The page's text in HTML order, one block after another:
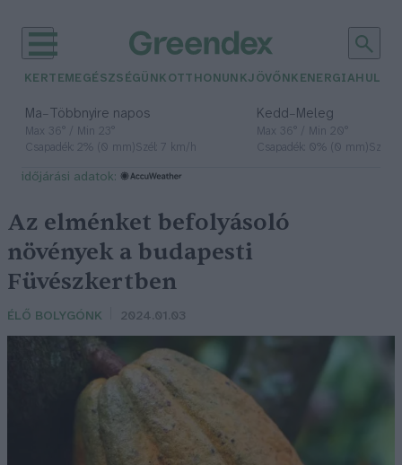
KERTEM EGÉSZSÉGÜNK OTTHONUNKJÖVŐNK ENERGIA
Ma– Többnyire napos
Max 36° / Min 23°
Csapadék: 2% (0 mm)Szél: 7 km/h
Kedd– Meleg
Max 36° / Min 20°
Csapadék: 0% (0 mm)Szél:
időjárási adatok:
Az elménket befolyásoló
növények a budapesti
Füvészkertben
ÉLŐ BOLYGÓNK 2024.01.03